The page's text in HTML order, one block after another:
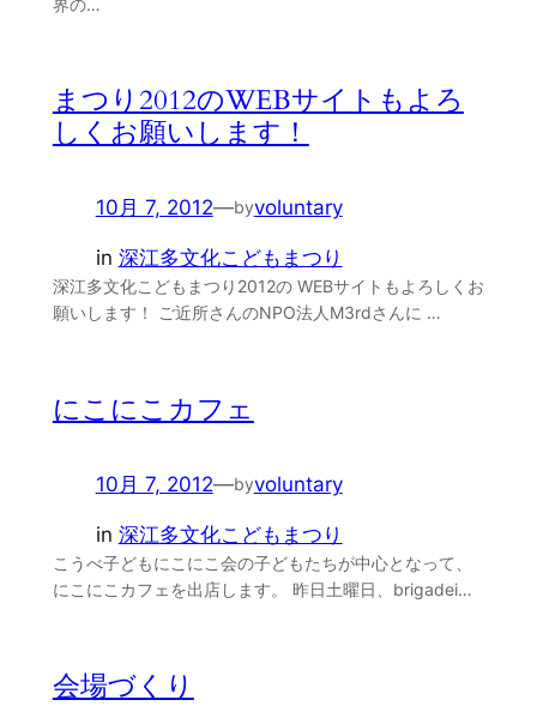
まつり2012のWEBサイトもよろ
しくお願いします！
10月 7, 2012—byvoluntary
in 深江多文化こどもまつり
深江多文化こどもまつり2012の WEBサイトもよろしくお
願いします！ ご近所さんのNPO法人M3rdさんに …
にこにこカフェ
10月 7, 2012—byvoluntary
in 深江多文化こどもまつり
こうべ子どもにこにこ会の子どもたちが中心となって、
にこにこカフェを出店します。 昨日土曜日、brigadei…
会場づくり